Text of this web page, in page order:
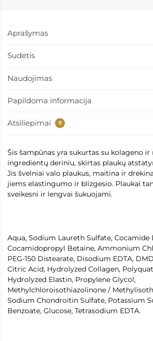
Aprašymas
Sudėtis
Naudojimas
Papildoma informacija
Atsiliepimai 0
Šis šampūnas yra sukurtas su kolageno ir
ingredientų deriniu, skirtas plaukų
Jis švelniai valo plaukus, maitina ir
jiems elastingumo ir blizgesio. Plaukai
sveikesni ir lengvai šukuojami.
Aqua, Sodium Laureth Sulfate, Cocamide
Cocamidopropyl Betaine, Ammonium
PEG-150 Distearate, Disodium EDTA,
Citric Acid, Hydrolyzed Collagen,
Hydrolyzed Elastin, Propylene Glycol,
Methylchloroisothiazolinone /
Sodium Chondroitin Sulfate, Potassium
Benzoate, Glucose, Tetrasodium EDTA.